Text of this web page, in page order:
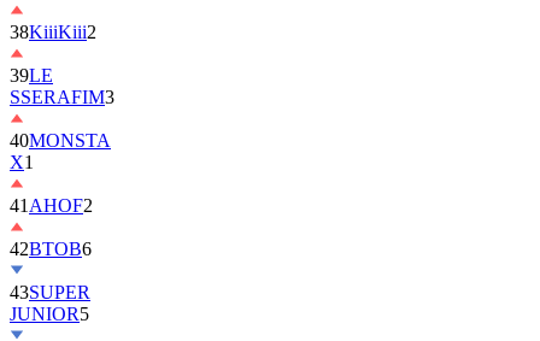
38KiiiKiii2
39LE
SSERAFIM3
40MONSTA
X1
41 AHOF2
42BTOB6
43SUPER
JUNIOR5